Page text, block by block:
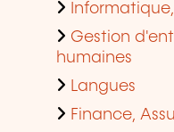
Gestion
humaines
Langues
Finance,